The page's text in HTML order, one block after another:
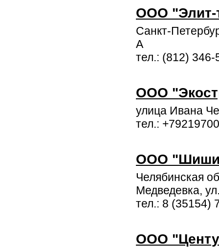
ООО "Элит-
Санкт-
А
тел.: (812)
ООО
улица Ивана
тел.:
ООО
Челябинская
Медведевка,
тел.: 8 (35154)
ООО